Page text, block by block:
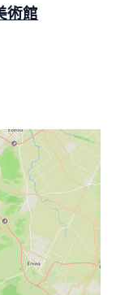
術館